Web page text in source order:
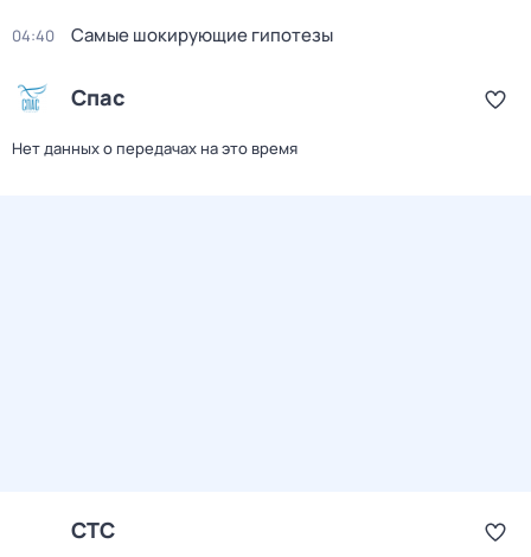
04:40 Самые шoкиpующие гипотезы
Спас
Нет данных о передачах на это время
СТС